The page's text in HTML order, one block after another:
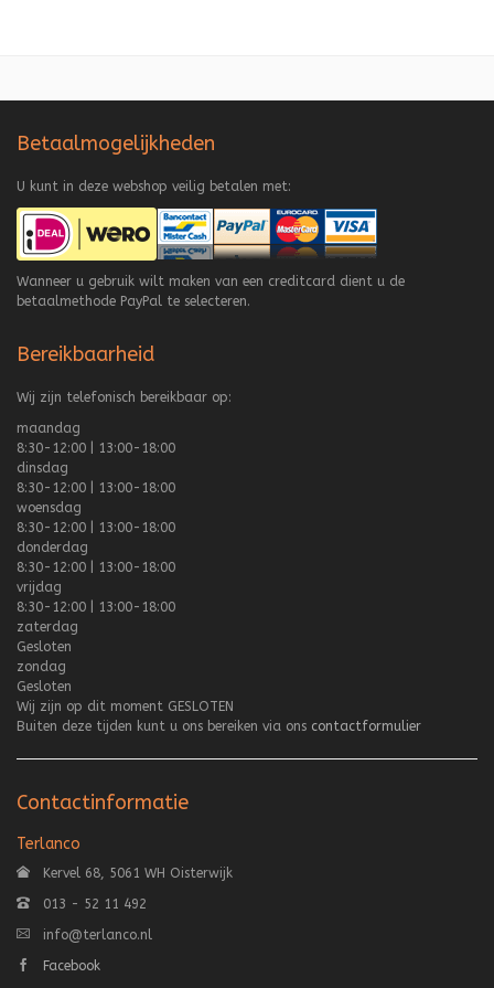
Betaalmogelijkheden
U kunt in deze webshop veilig betalen met:
Wanneer u gebruik wilt maken van een creditcard dient u de
betaalmethode PayPal te selecteren.
Bereikbaarheid
Wij zijn telefonisch bereikbaar op:
maandag
8:30-12:00 | 13:00-18:00
dinsdag
8:30-12:00 | 13:00-18:00
woensdag
8:30-12:00 | 13:00-18:00
donderdag
8:30-12:00 | 13:00-18:00
vrijdag
8:30-12:00 | 13:00-18:00
zaterdag
Gesloten
zondag
Gesloten
Wij zijn op dit moment GESLOTEN
Buiten deze tijden kunt u ons bereiken via ons contactformulier
Contactinformatie
Terlanco
Kervel 68, 5061 WH Oisterwijk
013 - 52 11 492
info@terlanco.nl
Facebook